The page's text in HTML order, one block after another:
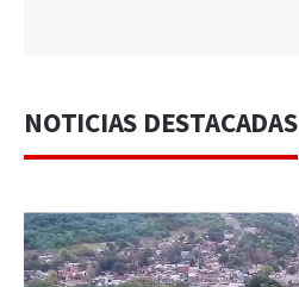
NOTICIAS DESTACADAS